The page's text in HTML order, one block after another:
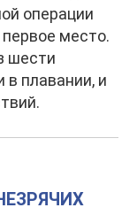
операции
место.
шести
в плавании, и